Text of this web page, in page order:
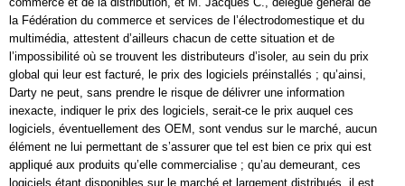
la Fédération du commerce et services de l’électrodomestique et du
multimédia, attestent d’ailleurs chacun de cette situation et de
l’impossibilité où se trouvent les distributeurs d’isoler, au sein du prix
global qui leur est facturé, le prix des logiciels préinstallés ; qu’ainsi,
Darty ne peut, sans prendre le risque de délivrer une information
inexacte, indiquer le prix des logiciels, serait-ce le prix auquel ces
logiciels, éventuellement des OEM, sont vendus sur le marché, aucun
élément ne lui permettant de s’assurer que tel est bien ce prix qui est
appliqué aux produits qu’elle commercialise ; qu’au demeurant, ces
logiciels étant disponibles sur le marché et largement distribués, il est